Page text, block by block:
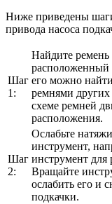
Ниже приведены
привода насоса
Шаг
1:
Найдите ремень
расположенный
его можно
ремнями других
схеме ремней
расположения.
Шаг
2:
Ослабьте
инструмент,
инструмент для
Вращайте
ослабить его и
подкачки.